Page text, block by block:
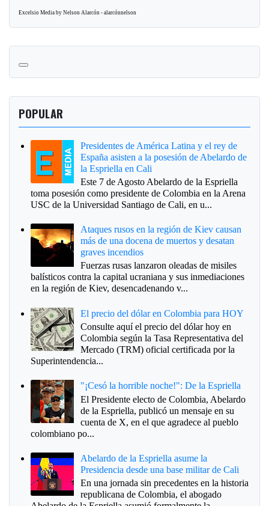
Excelsio Media by Nelson Alarcón - alarcónnelson
POPULAR
Presidentes de América Latina y el rey de
España asisten a la posesión de Abelardo de
la Espriella en Cali
Este 7 de Agosto Abelardo de la Espriella
toma posesión como presidente de Colombia en la Arena
USC de la Universidad Santiago de Cali, en u...
Ataques rusos en la región de Kiev causan
más de una docena de muertos y desatan
graves incendios
Fuerzas rusas lanzaron oleadas de misiles
balísticos contra la capital ucraniana y sus inmediaciones
en la región de Kiev, desencadenando v...
El precio del dólar en Colombia para HOY
Consulte aquí el precio del dólar hoy en
Colombia según la Tasa Representativa del
Mercado (TRM) oficial certificada por la
Superintendencia...
"¡Cesó la horrible noche!": De la Espriella
El Presidente electo de Colombia, Abelardo
de la Espriella, publicó un mensaje en su
cuenta de X, en el que agradece al pueblo
colombiano po...
Abelardo de la Espriella asume la
Presidencia desde una base militar de Cali
En una jornada sin precedentes en la historia
republicana de Colombia, el abogado